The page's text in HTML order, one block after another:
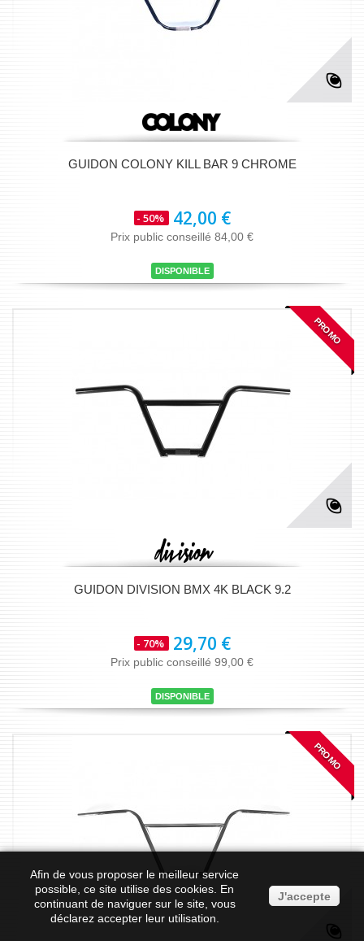
GUIDON COLONY KILL BAR 9 CHROME
- 50% 42,00 €
Prix public conseillé 84,00 €
DISPONIBLE
PROMO
GUIDON DIVISION BMX 4K BLACK 9.2
- 70% 29,70 €
Prix public conseillé 99,00 €
DISPONIBLE
PROMO
Afin de vous proposer le meilleur service
possible, ce site utilise des cookies . En
continuant de naviguer sur le site, vous
déclarez accepter leur utilisation.
J'accepte